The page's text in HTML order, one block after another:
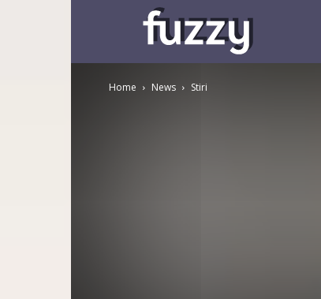
Home News Stiri